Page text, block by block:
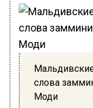
слова
Моди